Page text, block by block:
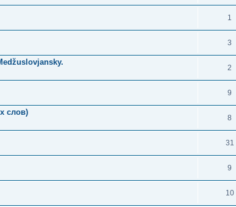
1
3
2
9
слов)
8
31
9
10